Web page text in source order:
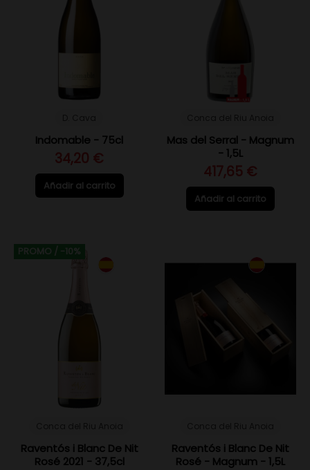
Indomable - 75cl
34,20 €
Añadir al carrito
Mas del Serral - Magnum
- 1,5L
417,65 €
Añadir al carrito
PROMO / -10%
Raventós i Blanc De Nit
Rosé 2021 - 37,5cl
Raventós i Blanc De Nit
Rosé - Magnum - 1,5L